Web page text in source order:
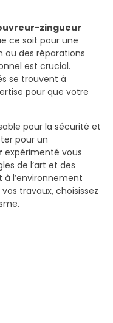
zingueur
ce soit pour une
ou des réparations
est crucial.
se trouvent à
pour que votre
pour la sécurité et
pour un
expérimenté vous
de l’art et des
l’environnement
travaux, choisissez